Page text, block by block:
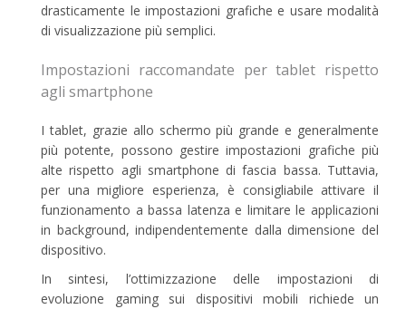
drasticamente le impostazioni grafiche e usare modalità
di visualizzazione più semplici.
Impostazioni raccomandate per tablet rispetto
agli smartphone
I tablet, grazie allo schermo più grande e generalmente
più potente, possono gestire impostazioni grafiche più
alte rispetto agli smartphone di fascia bassa. Tuttavia,
per una migliore esperienza, è consigliabile attivare il
funzionamento a bassa latenza e limitare le applicazioni
in background, indipendentemente dalla dimensione del
dispositivo.
In sintesi, l’ottimizzazione delle impostazioni di
evoluzione gaming sui dispositivi mobili richiede un